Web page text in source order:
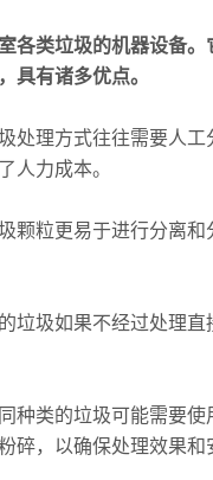
各类垃圾的机器设备
具有诸多优点。
理方式往往需要人工
人力成本。
粒更易于进行分离和
圾如果不经过处理直
类的垃圾可能需要使
碎，以确保处理效果和